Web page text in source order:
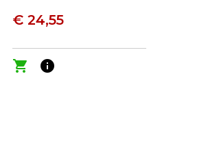
€ 24,55
shopping_cart info